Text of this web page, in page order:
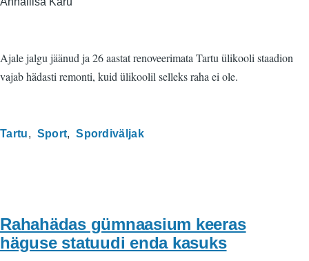
Ajale jalgu jäänud ja 26 aastat renoveerimata Tartu ülikooli staadion
vajab hädasti remonti, kuid ülikoolil selleks raha ei ole.
Tartu Sport Spordiväljak
Rahahädas gümnaasium keeras
häguse statuudi enda kasuks